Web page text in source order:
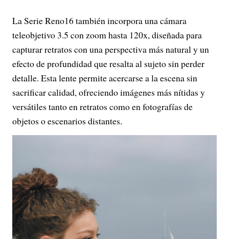
La Serie Reno16 también incorpora una cámara
teleobjetivo 3.5 con zoom hasta 120x, diseñada para
capturar retratos con una perspectiva más natural y un
efecto de profundidad que resalta al sujeto sin perder
detalle. Esta lente permite acercarse a la escena sin
sacrificar calidad, ofreciendo imágenes más nítidas y
versátiles tanto en retratos como en fotografías de
objetos o escenarios distantes.